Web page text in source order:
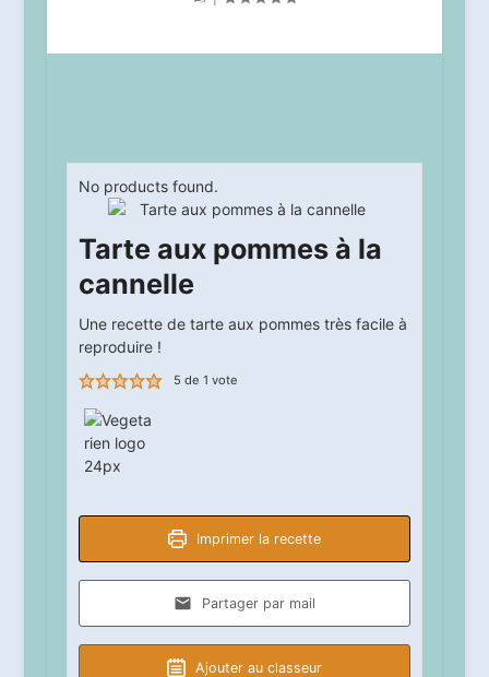
No products found.
Tarte aux pommes à la
cannelle
Une recette de tarte aux pommes très facile à
reproduire !
5 de 1 vote
Imprimer la recette
Partager par mail
Ajouter au classeur